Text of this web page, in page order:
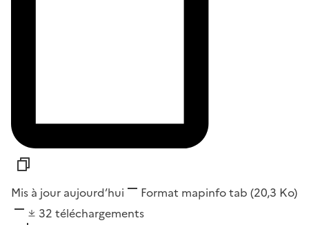
Mis à jour aujourd’hui Format mapinfo tab (20,3 Ko)
32 téléchargements